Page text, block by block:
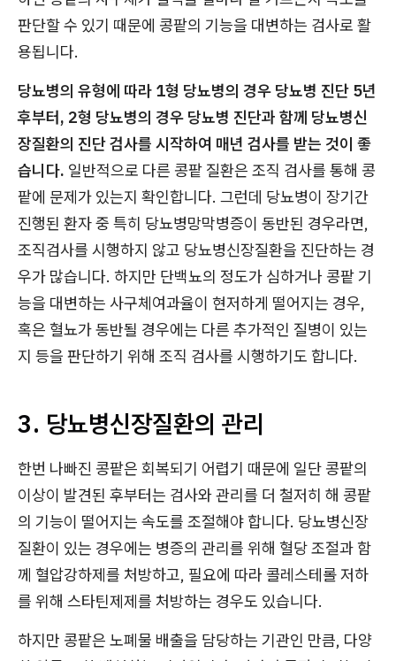
판단할 수 있기 때문에 콩팥의 기능을 대변하는 검사로 활
용됩니다.
당뇨병의 유형에 따라 1형 당뇨병의 경우 당뇨병 진단 5년
후부터, 2형 당뇨병의 경우 당뇨병 진단과 함께 당뇨병신
장질환의 진단 검사를 시작하여 매년 검사를 받는 것이 좋
습니다. 일반적으로 다른 콩팥 질환은 조직 검사를 통해 콩
팥에 문제가 있는지 확인합니다. 그런데 당뇨병이 장기간
진행된 환자 중 특히 당뇨병망막병증이 동반된 경우라면,
조직검사를 시행하지 않고 당뇨병신장질환을 진단하는 경
우가 많습니다. 하지만 단백뇨의 정도가 심하거나 콩팥 기
능을 대변하는 사구체여과율이 현저하게 떨어지는 경우,
혹은 혈뇨가 동반될 경우에는 다른 추가적인 질병이 있는
지 등을 판단하기 위해 조직 검사를 시행하기도 합니다.
3. 당뇨병신장질환의 관리
한번 나빠진 콩팥은 회복되기 어렵기 때문에 일단 콩팥의
이상이 발견된 후부터는 검사와 관리를 더 철저히 해 콩팥
의 기능이 떨어지는 속도를 조절해야 합니다. 당뇨병신장
질환이 있는 경우에는 병증의 관리를 위해 혈당 조절과 함
께 혈압강하제를 처방하고, 필요에 따라 콜레스테롤 저하
를 위해 스타틴제제를 처방하는 경우도 있습니다.
하지만 콩팥은 노폐물 배출을 담당하는 기관인 만큼, 다양